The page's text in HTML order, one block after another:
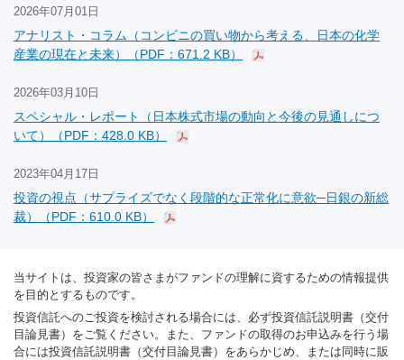
2026年07月01日
アナリスト・コラム（コンビニの買い物から考える、日本の化学
産業の現在と未来）（PDF：671.2 KB）
2026年03月10日
スペシャル・レポート（日本株式市場の動向と今後の見通しにつ
いて）（PDF：428.0 KB）
2023年04月17日
投資の視点（サプライズでなく段階的な正常化に意欲─日銀の新総
裁）（PDF：610.0 KB）
当サイトは、投資家の皆さまがファンドの理解に資するための情報提供
を目的とするものです。
投資信託へのご投資を検討される場合には、必ず投資信託説明書（交付
目論見書）をご覧ください。また、ファンドの取得のお申込みを行う場
合には投資信託説明書（交付目論見書）をあらかじめ、または同時に販